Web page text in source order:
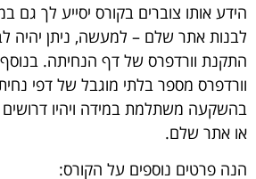
הידע אותו צוברים בקורס יסייע לך גם
לבנות אתר שלם – למעשה, ניתן יהיה
התקנת וורדפרס של דף הנחיתה.
וורדפרס מספר בלתי מוגבל של דפי
בהשקעה משתלמת במידה ויהיו דרושים
או אתר שלם.
הנה פרטים נוספים על הקורס: